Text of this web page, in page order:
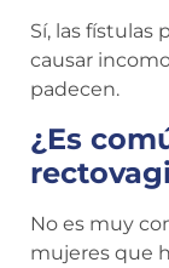
Sí, las fístulas
causar
padecen.
¿Es
No es muy
mujeres que